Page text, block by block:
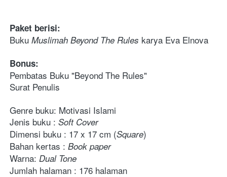
Paket berisi:
Buku Muslimah Beyond The Rules karya Eva Elnova
Bonus:
Pembatas Buku "Beyond The Rules"
Surat Penulis
Genre buku: Motivasi Islami
Jenis buku : Soft Cover
Dimensi buku : 17 x 17 cm (Square)
Bahan kertas : Book paper
Warna: Dual Tone
Jumlah halaman : 176 halaman